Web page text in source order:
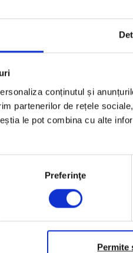
conținutul și
partenerilor de rețele
le pot combina cu alte
Preferinţe
Permite
S-ar putea